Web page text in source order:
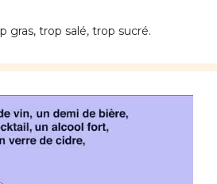
gras, trop salé, trop sucré.